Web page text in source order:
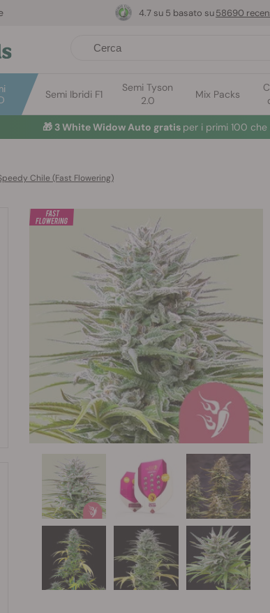
Semi Ibridi F1
Semi Tyson
2.0
Mix Packs
4.7 su 5 basato su58690
🎁 3 White Widow Auto gratis per i primi 100
Chile (Fast Flowering)